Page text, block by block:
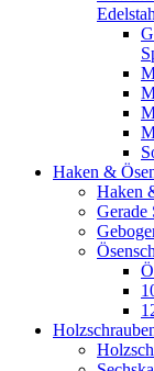
Haken &
Haken
Gerade